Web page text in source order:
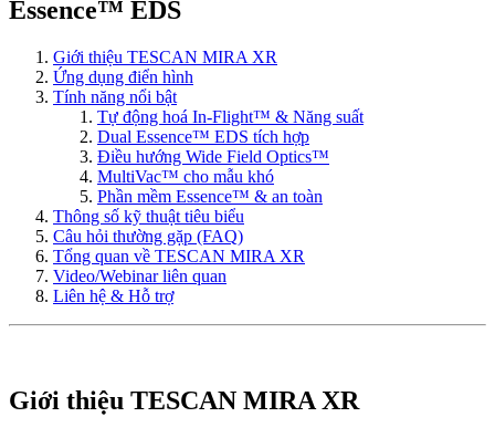
Essence™ EDS
Giới thiệu TESCAN MIRA XR
Ứng dụng điển hình
Tính năng nổi bật
Tự động hoá In-Flight™ & Năng suất
Dual Essence™ EDS tích hợp
Điều hướng Wide Field Optics™
MultiVac™ cho mẫu khó
Phần mềm Essence™ & an toàn
Thông số kỹ thuật tiêu biểu
Câu hỏi thường gặp (FAQ)
Tổng quan về TESCAN MIRA XR
Video/Webinar liên quan
Liên hệ & Hỗ trợ
Giới thiệu TESCAN MIRA XR